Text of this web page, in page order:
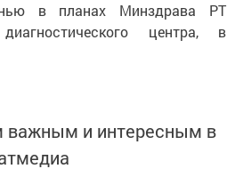
в планах Минздрава РТ
центра, в
важным и интересным в